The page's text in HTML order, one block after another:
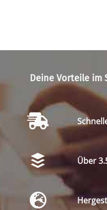
Deine Vorteile im
Über